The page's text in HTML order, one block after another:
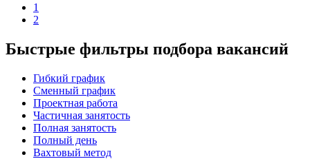
1
2
Быстрые фильтры подбора вакансий
Гибкий график
Сменный график
Проектная работа
Частичная занятость
Полная занятость
Полный день
Вахтовый метод